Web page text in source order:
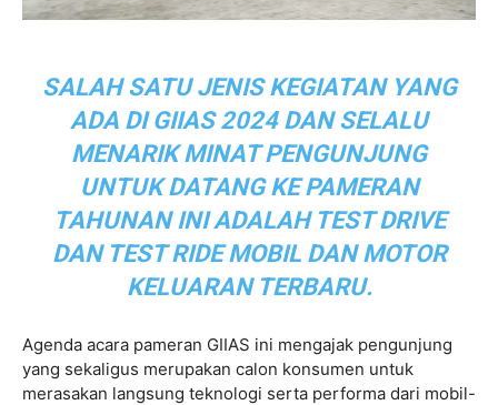
SALAH SATU JENIS KEGIATAN YANG
ADA DI GIIAS 2024 DAN SELALU
MENARIK MINAT PENGUNJUNG
UNTUK DATANG KE PAMERAN
TAHUNAN INI ADALAH TEST DRIVE
DAN TEST RIDE MOBIL DAN MOTOR
KELUARAN TERBARU.
Agenda acara pameran GIIAS ini mengajak pengunjung
yang sekaligus merupakan calon konsumen untuk
merasakan langsung teknologi serta performa dari mobil-